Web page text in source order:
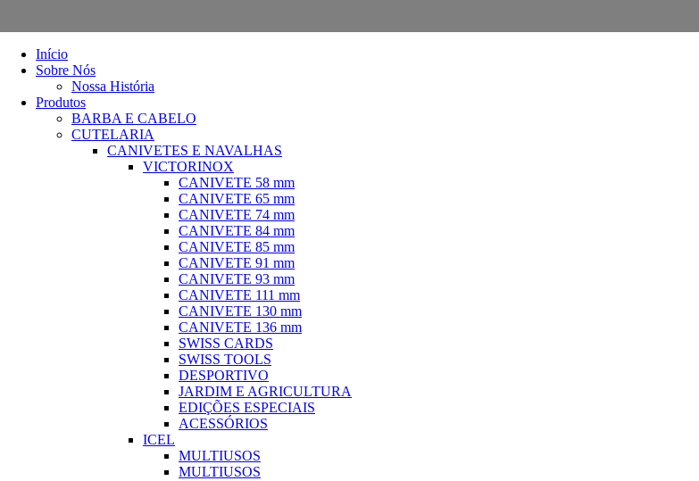
Início
Sobre Nós
Nossa História
Produtos
BARBA E CABELO
CUTELARIA
CANIVETES E NAVALHAS
VICTORINOX
CANIVETE 58 mm
CANIVETE 65 mm
CANIVETE 74 mm
CANIVETE 84 mm
CANIVETE 85 mm
CANIVETE 91 mm
CANIVETE 93 mm
CANIVETE 111 mm
CANIVETE 130 mm
CANIVETE 136 mm
SWISS CARDS
SWISS TOOLS
DESPORTIVO
JARDIM E AGRICULTURA
EDIÇÕES ESPECIAIS
ACESSÓRIOS
ICEL
MULTIUSOS
MULTIUSOS